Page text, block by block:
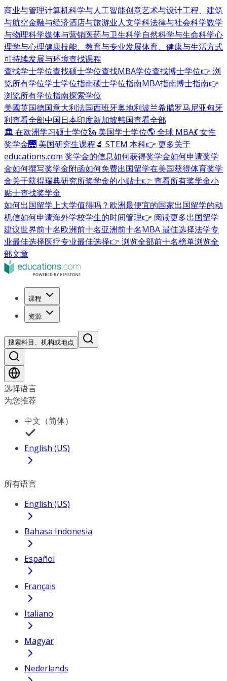
商业与管理计算机科学与人工智能创意艺术与设计工程、建筑
与航空金融与经济酒店与旅游业人文学科法律与社会科学数学
与物理科学媒体与营销医药与卫生科学自然科学与生命科学心
理学与心理健康技能、教育与专业发展体育、健康与生活方式
可持续发展与环境查找课程
查找学士学位查找硕士学位查找MBA学位查找博士学位👉 浏
览所有学位学士学位指南硕士学位指南MBA指南博士指南👉
浏览所有学位指南探索学位
美國英国德国意大利法国西班牙奥地利波兰希腊罗马尼亚匈牙
利查看全部中国日本印度新加坡韩国查看全部
🏛 在欧洲学习硕士学位🗽 美国学士学位🌎 全球 MBA💃 女性
奖学金🌉 美国研究生课程🔬 STEM 本科👉 更多关于
educations.com 奖学金的信息如何获得奖学金如何申请奖学
金如何撰写奖学金附函如何免费出国留学在美国获得体育奖学
金关于获得瑞典研究所奖学金的小贴士👉 查看所有奖学金小
贴士查找奖学金
如何出国留学上大学值得吗？ 欧洲最便宜的国家出国留学的动
机信如何申请海外学校学生的时间管理👉 阅读更多出国留学
建议世界前十名欧洲前十名亚洲前十名MBA 最佳选择法学专
业最佳选择医疗专业最佳选择👉 浏览全部前十名榜单浏览全
部文章
课程
资源
搜索科目、机构或地点
选择语言
为您推荐
中文（简体）
English (US)
所有语言
English (US)
Bahasa Indonesia
Español
Français
Italiano
Magyar
Nederlands